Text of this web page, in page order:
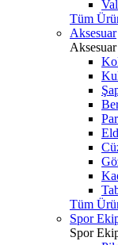
Tüm
Aksesuar
Aksesuar
Tüm
Spor
Spor